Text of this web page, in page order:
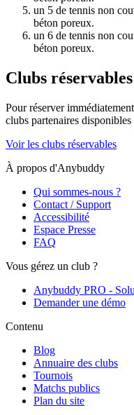
un 5 de tennis non
béton poreux.
un 6 de tennis non
béton poreux.
Clubs
Pour réserver
clubs partenaires
Voir les clubs réservables
À propos d'Anybuddy
Qui sommes-nous ?
Contact / Support
Accessibilité
Espace Presse
FAQ
Vous gérez un club ?
Anybuddy PRO -
Demander une démo
Contenu
Blog
Annuaire des clubs
Tournois
Matchs publics
Plan du site